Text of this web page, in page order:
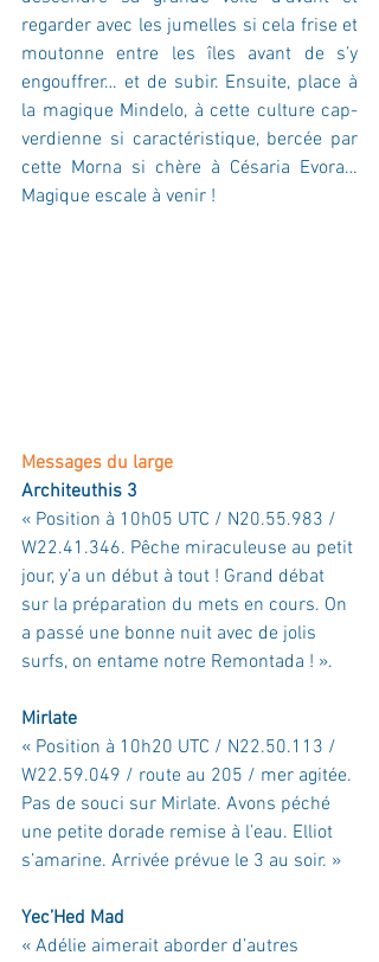
regarder avec les jumelles si cela frise et
moutonne entre les îles avant de s’y
engouffrer… et de subir. Ensuite, place à
la magique Mindelo, à cette culture cap-
verdienne si caractéristique, bercée par
cette Morna si chère à Césaria Evora…
Magique escale à venir !
Messages du large
Architeuthis 3
« Position à 10h05 UTC / N20.55.983 /
W22.41.346. Pêche miraculeuse au petit
jour, y’a un début à tout ! Grand débat
sur la préparation du mets en cours. On
a passé une bonne nuit avec de jolis
surfs, on entame notre Remontada ! ».
Mirlate
« Position à 10h20 UTC / N22.50.113 /
W22.59.049 / route au 205 / mer agitée.
Pas de souci sur Mirlate. Avons péché
une petite dorade remise à l’eau. Elliot
s’amarine. Arrivée prévue le 3 au soir. »
Yec’Hed Mad
« Adélie aimerait aborder d’autres